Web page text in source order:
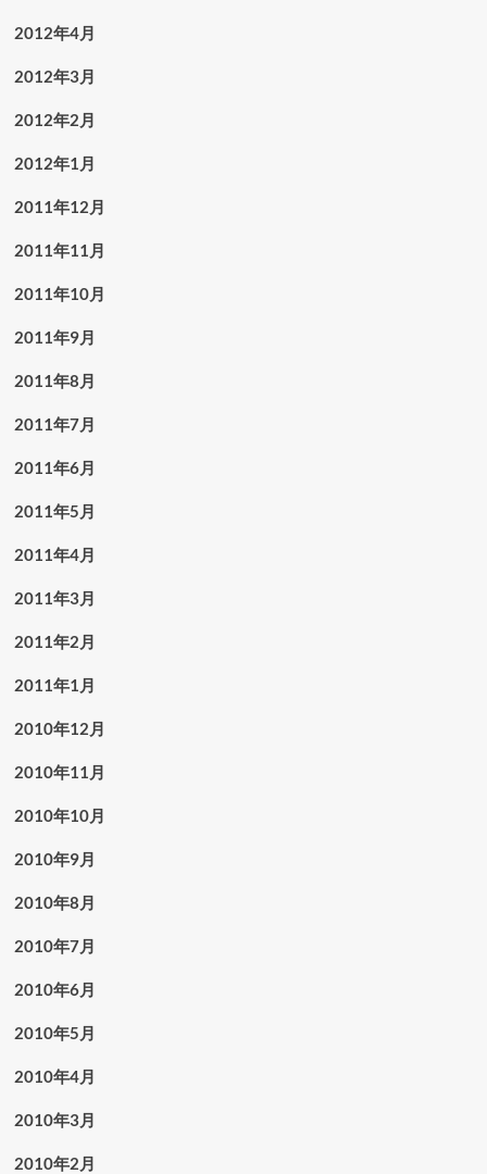
2012年4月
2012年3月
2012年2月
2012年1月
2011年12月
2011年11月
2011年10月
2011年9月
2011年8月
2011年7月
2011年6月
2011年5月
2011年4月
2011年3月
2011年2月
2011年1月
2010年12月
2010年11月
2010年10月
2010年9月
2010年8月
2010年7月
2010年6月
2010年5月
2010年4月
2010年3月
2010年2月